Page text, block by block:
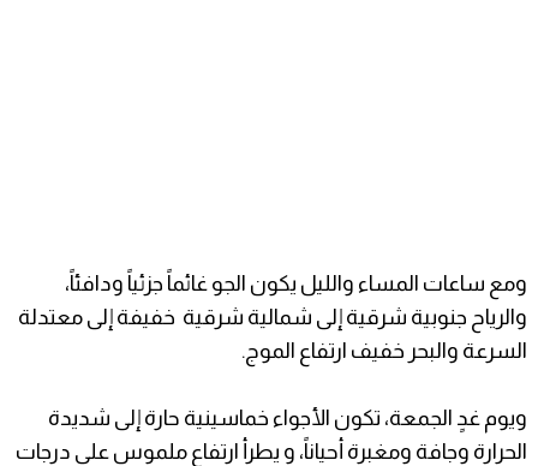
ومع ساعات المساء والليل يكون الجو غائماً جزئياً ودافئاً،
والرياح جنوبية شرقية إلى شمالية شرقية خفيفة إلى معتدلة
السرعة والبحر خفيف ارتفاع الموج.
ويوم غدٍ الجمعة، تكون الأجواء خماسينية حارة إلى شديدة
الحرارة وجافة ومغبرة أحياناً، و يطرأ ارتفاع ملموس على درجات